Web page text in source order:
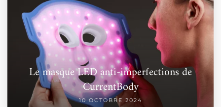
Le masque LED anti-imperfections de
CurrentBody
10 OCTOBRE 2024